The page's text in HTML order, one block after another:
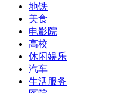
地铁
美食
电影院
高校
休闲娱乐
汽车
生活服务